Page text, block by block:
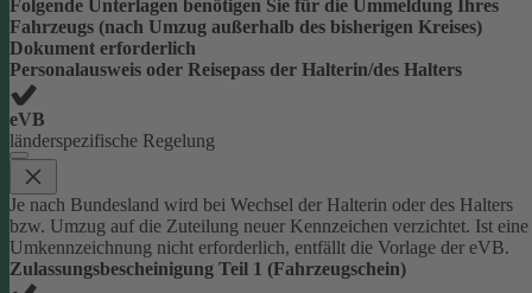
Folgende Unterlagen benötigen Sie für die Ummeldung Ihres
Fahrzeugs (nach Umzug außerhalb des bisherigen Kreises)
Dokument erforderlich
Personalausweis oder Reisepass der Halterin/des Halters
eVB
länderspezifische Regelung
Je nach Bundesland wird bei Wechsel der Halterin oder des Halters
bzw. Umzug auf die Zuteilung neuer Kennzeichen verzichtet. Ist eine
Umkennzeichnung nicht erforderlich, entfällt die Vorlage der eVB.
Zulassungsbescheinigung Teil 1 (Fahrzeugschein)